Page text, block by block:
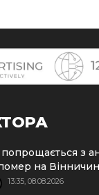
з
на
13:35, 08.08.2026